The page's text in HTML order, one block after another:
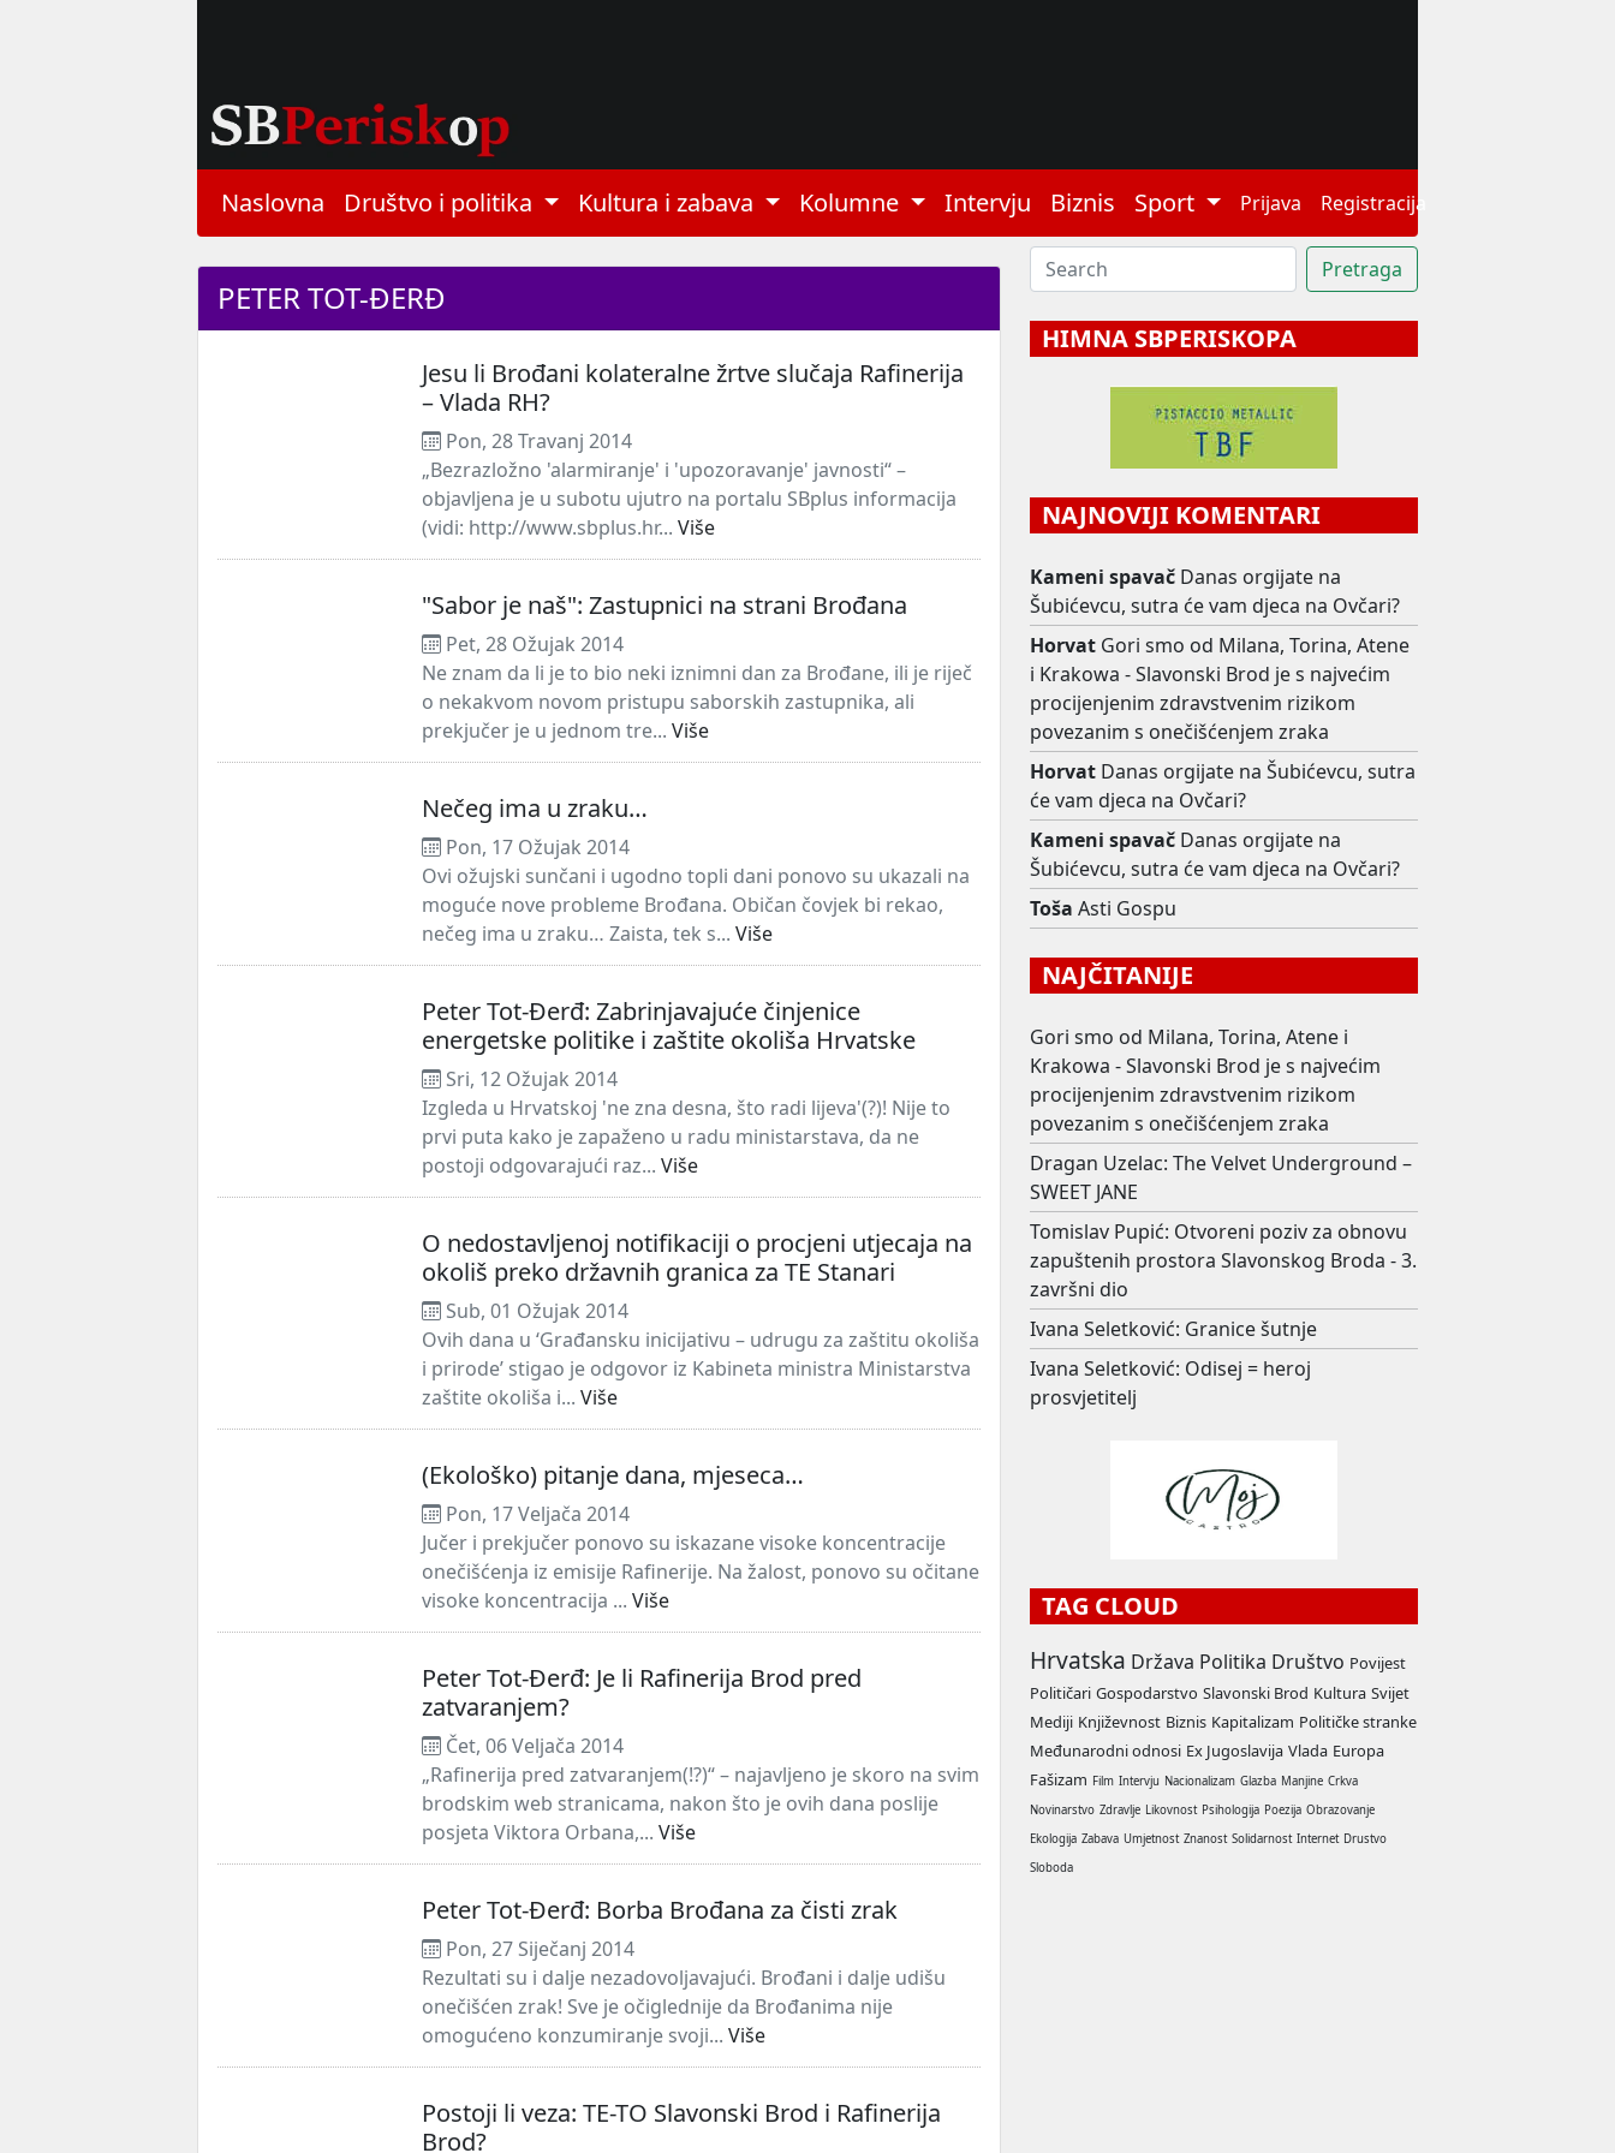
Naslovna Društvo i politika Kultura i zabava Kolumne Intervju Biznis Sport Prijava Registracija
PETER TOT-ĐERĐ
Jesu li Brođani kolateralne žrtve slučaja Rafinerija
– Vlada RH?
Pon, 28 Travanj 2014
„Bezrazložno 'alarmiranje' i 'upozoravanje' javnosti“ –
objavljena je u subotu ujutro na portalu SBplus informacija
(vidi: http://www.sbplus.hr... Više
"Sabor je naš": Zastupnici na strani Brođana
Pet, 28 Ožujak 2014
Ne znam da li je to bio neki iznimni dan za Brođane, ili je riječ
o nekakvom novom pristupu saborskih zastupnika, ali
prekjučer je u jednom tre... Više
Nečeg ima u zraku…
Pon, 17 Ožujak 2014
Ovi ožujski sunčani i ugodno topli dani ponovo su ukazali na
moguće nove probleme Brođana. Običan čovjek bi rekao,
nečeg ima u zraku… Zaista, tek s... Više
Peter Tot-Đerđ: Zabrinjavajuće činjenice
energetske politike i zaštite okoliša Hrvatske
Sri, 12 Ožujak 2014
Izgleda u Hrvatskoj 'ne zna desna, što radi lijeva'(?)! Nije to
prvi puta kako je zapaženo u radu ministarstava, da ne
postoji odgovarajući raz... Više
O nedostavljenoj notifikaciji o procjeni utjecaja na
okoliš preko državnih granica za TE Stanari
Sub, 01 Ožujak 2014
Ovih dana u ‘Građansku inicijativu – udrugu za zaštitu okoliša
i prirode’ stigao je odgovor iz Kabineta ministra Ministarstva
zaštite okoliša i... Više
(Ekološko) pitanje dana, mjeseca…
Pon, 17 Veljača 2014
Jučer i prekjučer ponovo su iskazane visoke koncentracije
onečišćenja iz emisije Rafinerije. Na žalost, ponovo su očitane
visoke koncentracija ... Više
Peter Tot-Đerđ: Je li Rafinerija Brod pred
zatvaranjem?
Čet, 06 Veljača 2014
„Rafinerija pred zatvaranjem(!?)“ – najavljeno je skoro na svim
brodskim web stranicama, nakon što je ovih dana poslije
posjeta Viktora Orbana,... Više
Peter Tot-Đerđ: Borba Brođana za čisti zrak
Pon, 27 Siječanj 2014
Rezultati su i dalje nezadovoljavajući. Brođani i dalje udišu
onečišćen zrak! Sve je očiglednije da Brođanima nije
omogućeno konzumiranje svoji... Više
Postoji li veza: TE-TO Slavonski Brod i Rafinerija
Brod?
HIMNA SBPERISKOPA
NAJNOVIJI KOMENTARI
Kameni spavač Danas orgijate na
Šubićevcu, sutra će vam djeca na Ovčari?
Horvat Gori smo od Milana, Torina, Atene
i Krakowa - Slavonski Brod je s najvećim
procijenjenim zdravstvenim rizikom
povezanim s onečišćenjem zraka
Horvat Danas orgijate na Šubićevcu, sutra
će vam djeca na Ovčari?
Kameni spavač Danas orgijate na
Šubićevcu, sutra će vam djeca na Ovčari?
Toša Asti Gospu
NAJČITANIJE
Gori smo od Milana, Torina, Atene i
Krakowa - Slavonski Brod je s najvećim
procijenjenim zdravstvenim rizikom
povezanim s onečišćenjem zraka
Dragan Uzelac: The Velvet Underground –
SWEET JANE
Tomislav Pupić: Otvoreni poziv za obnovu
zapuštenih prostora Slavonskog Broda - 3.
završni dio
Ivana Seletković: Granice šutnje
Ivana Seletković: Odisej = heroj
prosvjetitelj
TAG CLOUD
Hrvatska Država Politika Društvo Povijest
Političari Gospodarstvo Slavonski Brod Kultura Svijet
Mediji Književnost Biznis Kapitalizam Političke stranke
Međunarodni odnosi Ex Jugoslavija Vlada Europa
Fašizam Film Intervju Nacionalizam Glazba Manjine Crkva
Novinarstvo Zdravlje Likovnost Psihologija Poezija Obrazovanje
Ekologija Zabava Umjetnost Znanost Solidarnost Internet Drustvo
Sloboda